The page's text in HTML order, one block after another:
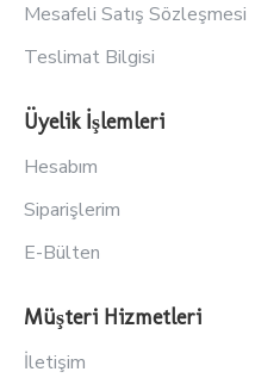
Mesafeli Satış Sözleşmesi
Teslimat Bilgisi
Üyelik İşlemleri
Hesabım
Siparişlerim
E-Bülten
Müşteri Hizmetleri
İletişim